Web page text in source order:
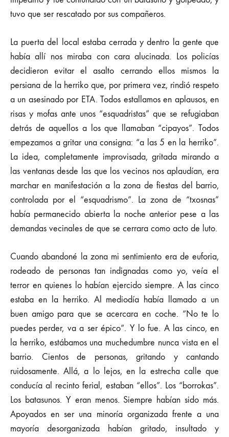
tuvo que ser rescatado por sus compañeros.
La puerta del local estaba cerrada y dentro la gente que
había allí nos miraba con cara alucinada. Los policías
decidieron evitar el asalto cerrando ellos mismos la
persiana de la herriko que, por primera vez, rindió respeto
a un asesinado por ETA. Todos estallamos en aplausos, en
risas y mofas ante unos “esquadristas” que se refugiaban
detrás de aquellos a los que llamaban “cipayos”. Todos
empezamos a gritar una consigna: “a las 5 en la herriko”.
La idea, completamente improvisada, gritada mirando a
las ventanas desde las que los vecinos nos aplaudían, era
marchar en manifestación a la zona de fiestas del barrio,
controlada por el “esquadrismo”. La zona de “txosnas”
había permanecido abierta la noche anterior pese a las
demandas vecinales de que se cerrara como acto de luto.
Cuando abandoné la zona mi sentimiento era de euforia,
rodeado de personas tan indignadas como yo, veía el
terror en quienes lo habían ejercido siempre. A las cinco
estaba en la herriko. Al mediodía había llamado a un
buen amigo para que se acercara en coche. “No te lo
puedes perder, va a ser épico”. Y lo fue. A las cinco, en
la herriko, estábamos una muchedumbre nunca vista en el
barrio. Cientos de personas, gritando y cantando
ruidosamente. Allá, a lo lejos, en la estrecha calle que
conducía al recinto ferial, estaban “ellos”. Los “borrokas”.
Los batasunos. Y eran menos. Siempre habían sido más.
Apoyados en ser una minoría organizada frente a una
mayoría desorganizada habían gritado, insultado y